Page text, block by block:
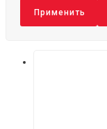
Применить